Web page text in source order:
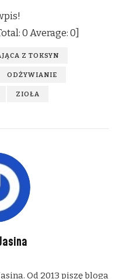
0Average:0
Z TOKSYN
ODŻYWIANIE
ZIOŁA
Od 2013 piszę bloga